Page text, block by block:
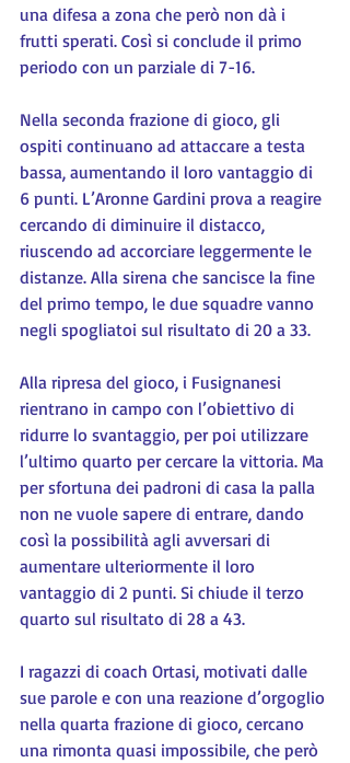
una difesa a zona che però non dà i
frutti sperati. Così si conclude il primo
periodo con un parziale di 7-16.
Nella seconda frazione di gioco, gli
ospiti continuano ad attaccare a testa
bassa, aumentando il loro vantaggio di
6 punti. L’Aronne Gardini prova a reagire
cercando di diminuire il distacco,
riuscendo ad accorciare leggermente le
distanze. Alla sirena che sancisce la fine
del primo tempo, le due squadre vanno
negli spogliatoi sul risultato di 20 a 33.
Alla ripresa del gioco, i Fusignanesi
rientrano in campo con l’obiettivo di
ridurre lo svantaggio, per poi utilizzare
l’ultimo quarto per cercare la vittoria. Ma
per sfortuna dei padroni di casa la palla
non ne vuole sapere di entrare, dando
così la possibilità agli avversari di
aumentare ulteriormente il loro
vantaggio di 2 punti. Si chiude il terzo
quarto sul risultato di 28 a 43.
I ragazzi di coach Ortasi, motivati dalle
sue parole e con una reazione d’orgoglio
nella quarta frazione di gioco, cercano
una rimonta quasi impossibile, che però